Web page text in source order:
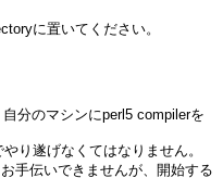
に置いてください。
のマシンにperl5 compilerを
げなくてはなりません。
いできませんが、開始する